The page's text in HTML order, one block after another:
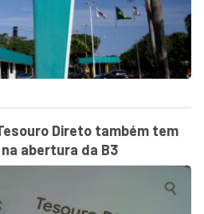
Direto também tem
abertura da B3